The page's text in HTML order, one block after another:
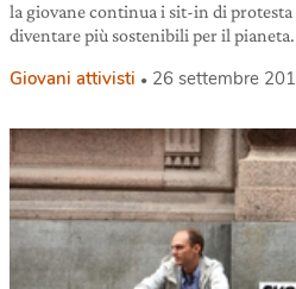
la giovane continua i sit-in di protesta
diventare più sostenibili per il pianeta.
Giovani attivisti 26 settembre